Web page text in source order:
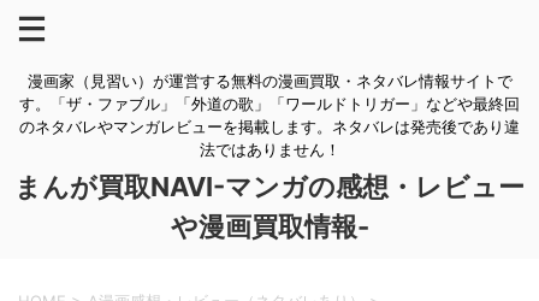
漫画家（見習い）が運営する無料の漫画買取・ネタバレ情報サイトで
す。「ザ・ファブル」「外道の歌」「ワールドトリガー」などや最終回
のネタバレやマンガレビューを掲載します。ネタバレは発売後であり違
法ではありません！
まんが買取NAVI-マンガの感想・レビュー
や漫画買取情報-